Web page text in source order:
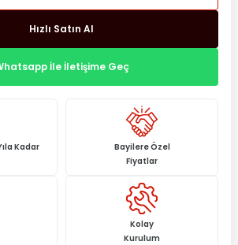
Hızlı Satın Al
İle İletişime Geç
Kadar
Bayilere Özel
Fiyatlar
Kolay
Kurulum